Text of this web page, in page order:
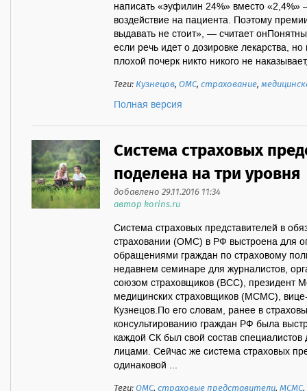
написать «эуфилин 24%» вместо «2,4%»
воздействие на пациента. Поэтому
выдавать не стоит», — считает
если речь идет о дозировке лекарства,
плохой почерк никто никого не
Теги:Кузнецов,ОМС,страхование,
Полная версия
Система страховых
поделена на три уровня
добавлено 29.11.2016 11:34
автор korins.ru
Система страховых представителей в
страховании (ОМС) в РФ выстроена для
обращениями граждан по страховому
недавнем семинаре для журналистов,
союзом страховщиков (ВСС), президент
медицинских страховщиков (МСМС),
Кузнецов.По его словам, ранее в
консультированию граждан РФ была
каждой СК был свой состав
лицами. Сейчас же система страховых
одинаковой ...